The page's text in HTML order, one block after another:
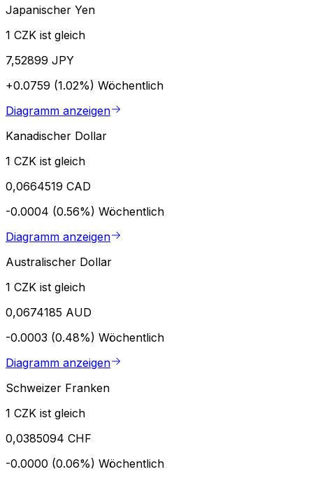
Japanischer Yen
1 CZK ist gleich
7,52899 JPY
+0.0759 (1.02%) Wöchentlich
Diagramm anzeigen
Kanadischer Dollar
1 CZK ist gleich
0,0664519 CAD
-0.0004 (0.56%) Wöchentlich
Diagramm anzeigen
Australischer Dollar
1 CZK ist gleich
0,0674185 AUD
-0.0003 (0.48%) Wöchentlich
Diagramm anzeigen
Schweizer Franken
1 CZK ist gleich
0,0385094 CHF
-0.0000 (0.06%) Wöchentlich